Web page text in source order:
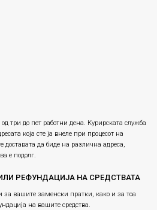
три до пет работни дена. Курирската служба
која сте ја внеле при процесот на
доставата да биде на различна адреса,
е подолг.
РЕФУНДАЦИЈА НА СРЕДСТВАТА
за вашите заменски пратки, како и за тоа
на вашите средства.